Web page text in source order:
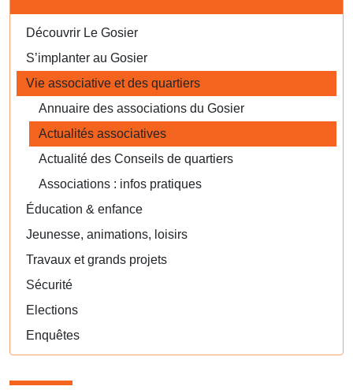
Découvrir Le Gosier
S’implanter au Gosier
Vie associative et des quartiers
Annuaire des associations du Gosier
Actualités associatives
Actualité des Conseils de quartiers
Associations : infos pratiques
Éducation & enfance
Jeunesse, animations, loisirs
Travaux et grands projets
Sécurité
Elections
Enquêtes